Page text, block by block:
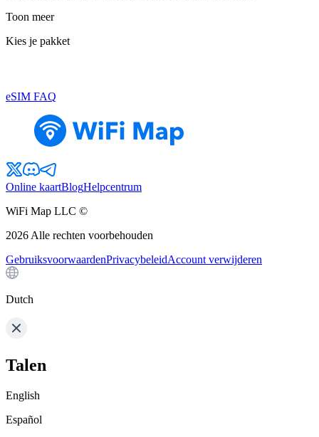
Toon meer
Kies je pakket
eSIM FAQ
Online kaartBlogHelpcentrum
WiFi Map LLC ©
2026 Alle rechten voorbehouden
GebruiksvoorwaardenPrivacybeleidAccount verwijderen
Dutch
Talen
English
Español